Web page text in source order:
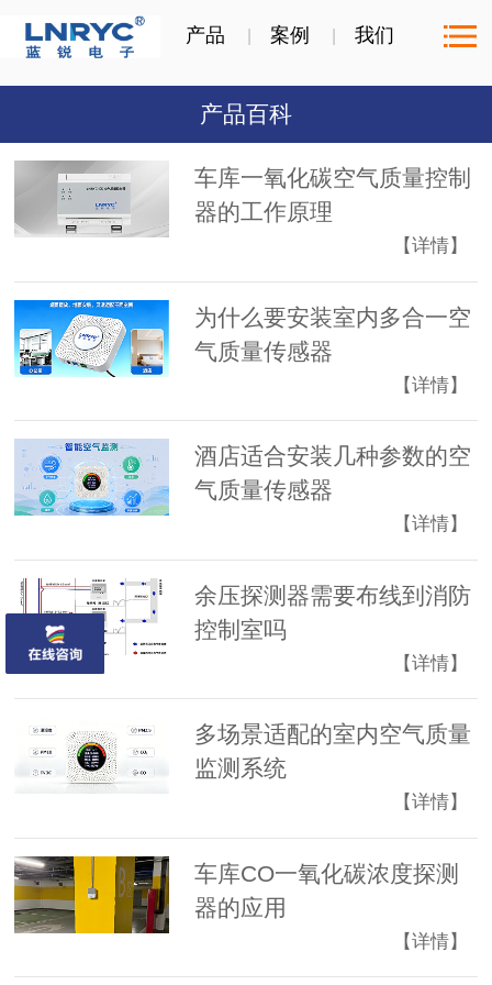
产品 案例 我们
产品百科
车库一氧化碳空气质量控制
器的工作原理
【详情】
为什么要安装室内多合一空
气质量传感器
【详情】
酒店适合安装几种参数的空
气质量传感器
【详情】
余压探测器需要布线到消防
控制室吗
【详情】
多场景适配的室内空气质量
监测系统
【详情】
车库CO一氧化碳浓度探测
器的应用
【详情】